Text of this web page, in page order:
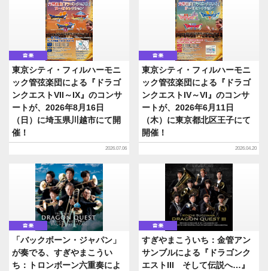
音楽
東京シティ・フィルハーモニ
ック管弦楽団による『ドラゴ
ンクエストVII～IX』のコンサ
ートが、2026年8月16日
（日）に埼玉県川越市にて開
催！
2026.07.06
音楽
東京シティ・フィルハーモニ
ック管弦楽団による『ドラゴ
ンクエストIV～VI』のコンサ
ートが、2026年6月11日
（木）に東京都北区王子にて
開催！
2026.04.20
音楽
「バックボーン・ジャパン」
が奏でる、すぎやまこうい
ち：トロンボーン六重奏によ
音楽
すぎやまこういち：金管アン
サンブルによる『ドラゴンク
エストIII そして伝説へ…』